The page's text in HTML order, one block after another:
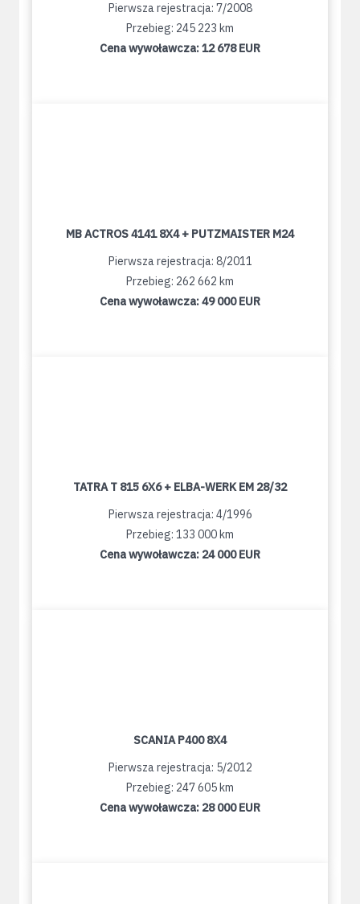
Pierwsza rejestracja: 7/2008
Przebieg: 245 223 km
Cena wywoławcza:12 678 EUR
MB ACTROS 4141 8X4 + PUTZMAISTER M24
Pierwsza rejestracja: 8/2011
Przebieg: 262 662 km
Cena wywoławcza:49 000 EUR
TATRA T 815 6X6 + ELBA-WERK EM 28/32
Pierwsza rejestracja: 4/1996
Przebieg: 133 000 km
Cena wywoławcza: 24 000 EUR
SCANIA P400 8X4
Pierwsza rejestracja: 5/2012
Przebieg: 247 605 km
Cena wywoławcza: 28 000 EUR